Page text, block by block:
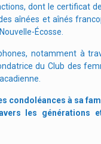
dont le certificat
aînées et aînés
Écosse.
notamment à
du Club des
condoléances à sa
les